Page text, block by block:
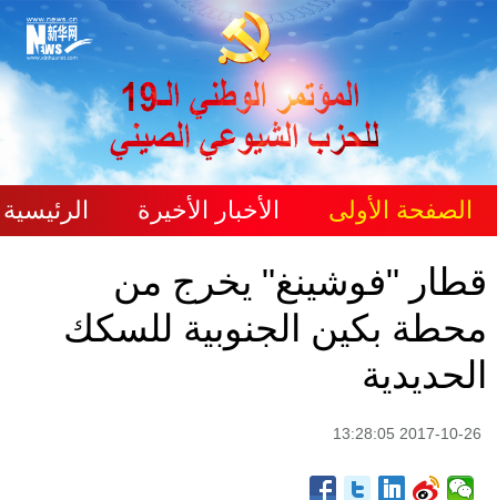
الصفحة الأولى الأخبار الأخيرة الرئيسية
قطار "فوشينغ" يخرج من
محطة بكين الجنوبية للسكك
الحديدية
2017-10-26 13:28:05